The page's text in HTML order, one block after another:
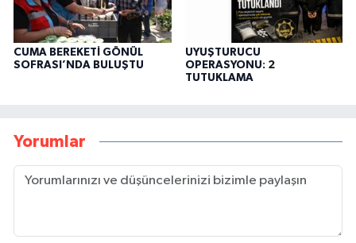
CUMA BEREKETİ GÖNÜL
SOFRASI’NDA BULUŞTU
UYUŞTURUCU
OPERASYONU: 2
TUTUKLAMA
Yorumlar